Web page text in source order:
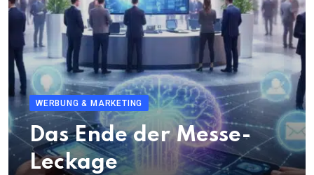
WERBUNG & MARKETING
Das Ende der Messe-
Leckage